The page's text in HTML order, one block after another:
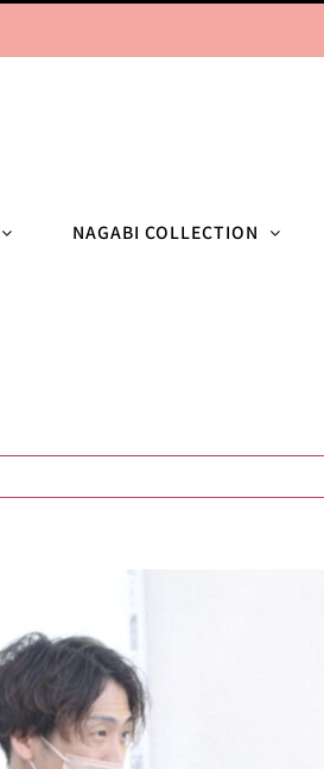
NAGABI COLLECTION